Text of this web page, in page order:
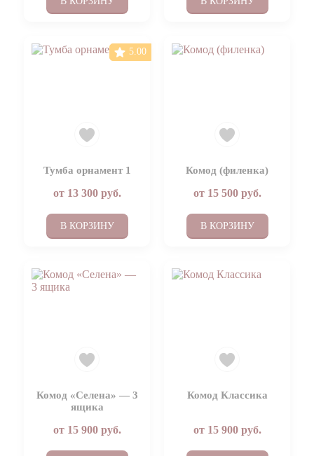
Тумба орнамент 1
от 13 300руб.
В КОРЗИНУ
5.00
Комод (филенка)
от 15 500руб.
В КОРЗИНУ
Комод «Селена» — 3
ящика
от 15 900руб.
Комод Классика
от 15 900руб.